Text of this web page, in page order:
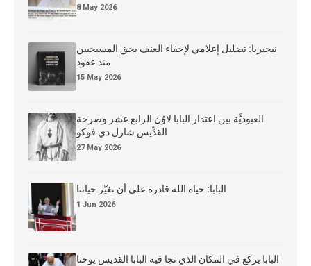
8 May 2026
نيجيريا: تضليل إعلامي لإخفاء العنف بحق المسيحيين
منذ عقود
15 May 2026
العبوديَّة بين اعتذار البابا لاوُن الرابع عشر وصرخة
القدِّيس شارل دي فوكو
27 May 2026
البابا: حياة الله قادرة على أن تغيّر حياتنا
1 Jun 2026
البابا يركع في المكان الذي نجا فيه البابا القديس يوحنا